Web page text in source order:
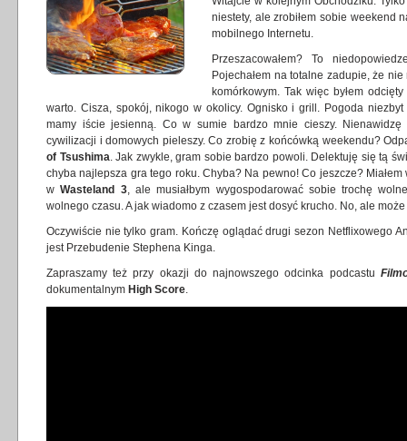
niestety, ale zrobiłem sobie weekend
mobilnego Internetu.
Przeszacowałem? To
Pojechałem na totalne zadupie, że
komórkowym. Tak więc byłem
warto. Cisza, spokój, nikogo w okolicy. Ognisko i grill. Pogoda
mamy iście jesienną. Co w sumie bardzo mnie cieszy. Nienawidzę
cywilizacji i domowych pieleszy. Co zrobię z końcówką weekendu?
of Tsushima. Jak zwykle, gram sobie bardzo powoli. Delektuję się tą
chyba najlepsza gra tego roku. Chyba? Na pewno! Co jeszcze?
wWasteland 3, ale musiałbym wygospodarować sobie trochę
wolnego czasu. A jak wiadomo z czasem jest dosyć krucho. No, ale
Oczywiście nie tylko gram. Kończę oglądać drugi sezon Netflixowego
jest Przebudenie Stephena Kinga.
Zapraszamy też przy okazji do najnowszego odcinka podcastu
dokumentalnym High Score.